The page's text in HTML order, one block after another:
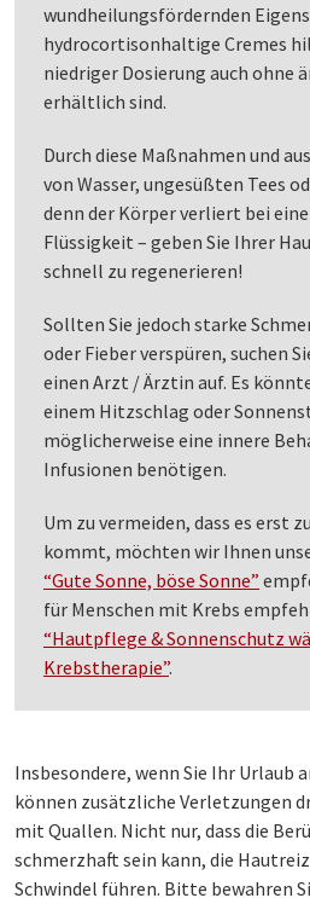
wundheilungsfördernden
hydrocortisonhaltige Cremes
niedriger Dosierung auch ohne
erhältlich sind.
Durch diese Maßnahmen und
von Wasser, ungesüßten Tees
denn der Körper verliert bei
Flüssigkeit – geben Sie Ihrer
schnell zu regenerieren!
Sollten Sie jedoch starke
oder Fieber verspüren, suchen
einen Arzt / Ärztin auf. Es
einem Hitzschlag oder
möglicherweise eine innere
Infusionen benötigen.
Um zu vermeiden, dass es erst
kommt, möchten wir Ihnen
“Gute Sonne, böse Sonne”
für Menschen mit Krebs
“Hautpflege & Sonnenschutz
Krebstherapie”.
Insbesondere, wenn Sie Ihr Urlaub
können zusätzliche Verletzungen
mit Quallen. Nicht nur, dass die
schmerzhaft sein kann, die
Schwindel führen. Bitte bewahren